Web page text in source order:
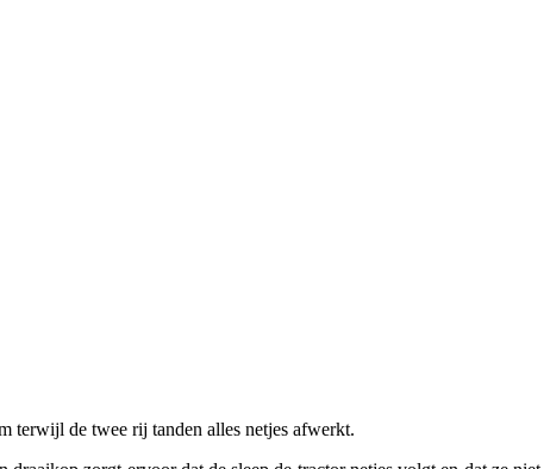
terwijl de twee rij tanden alles netjes afwerkt.